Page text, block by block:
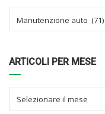
Manutenzione auto (71)
ARTICOLI PER MESE
Selezionare il mese